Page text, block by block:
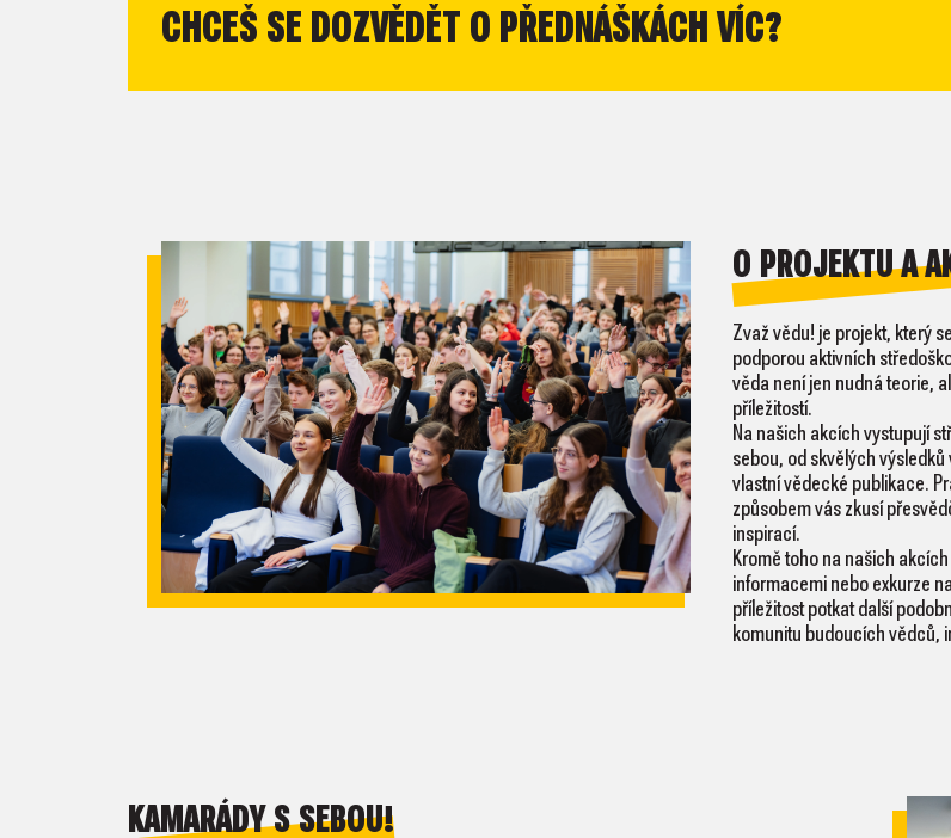
CHCEŠ SE DOZVĚDĚT O PŘEDNÁŠKÁCH VÍC?
O PROJEKTU A
Zvaž vědu! je projekt, který
podporou aktivních
věda není jen nudná teorie,
příležitostí.
Na našich akcích vystupují
sebou, od skvělých
vlastní vědecké publikace.
způsobem vás zkusí
inspirací.
Kromě toho na našich
informacemi nebo exkurze
příležitost potkat další
komunitu budoucích vědců,
KAMARÁDY S SEBOU!